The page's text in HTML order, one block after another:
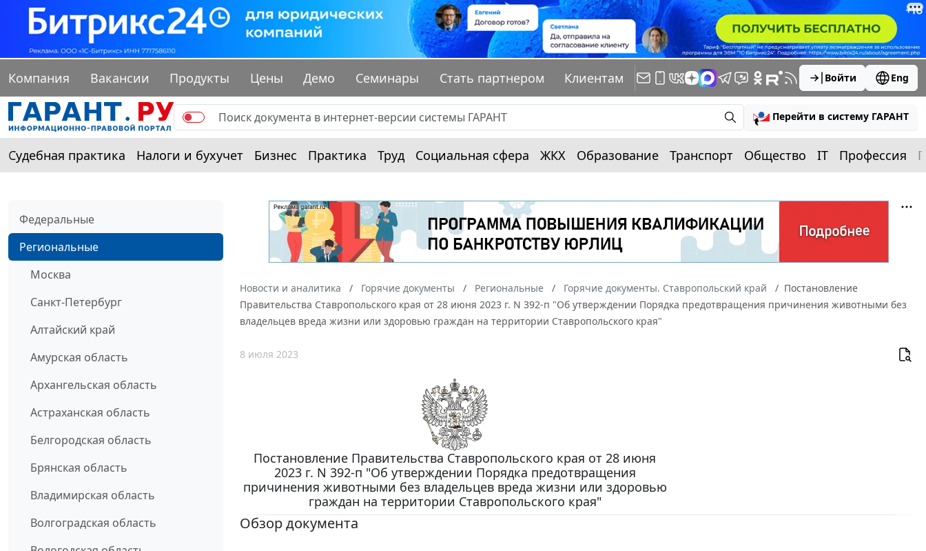
Компания Вакансии Продукты Цены Демо Семинары Стать партнером Клиентам Войти Eng
Перейти в систему ГАРАНТ
Судебная практика Налоги и бухучет Бизнес Практика Труд Социальная сфера ЖКХ Образование Транспорт Общество IT Профессия
Федеральные
Региональные
Москва
Санкт-Петербург
Алтайский край
Амурская область
Архангельская область
Астраханская область
Белгородская область
Брянская область
Владимирская область
Волгоградская область
Новости и аналитика Горячие документы Региональные Горячие документы. Ставропольский край
Постановление
Правительства Ставропольского края от 28 июня 2023 г. N 392-п "Об утверждении Порядка предотвращения причинения животными без
владельцев вреда жизни или здоровью граждан на территории Ставропольского края"
8 июля 2023
Постановление Правительства Ставропольского края от 28 июня
2023 г. N 392-п "Об утверждении Порядка предотвращения
причинения животными без владельцев вреда жизни или здоровью
граждан на территории Ставропольского края"
Обзор документа